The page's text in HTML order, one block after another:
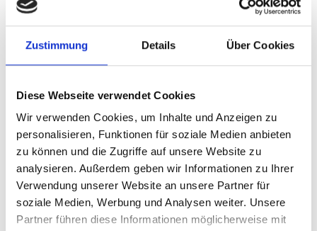
Zustimmung Details Über Cookies
Diese Webseite verwendet Cookies
Wir verwenden Cookies, um Inhalte und Anzeigen zu
personalisieren, Funktionen für soziale Medien anbieten
zu können und die Zugriffe auf unsere Website zu
analysieren. Außerdem geben wir Informationen zu Ihrer
Verwendung unserer Website an unsere Partner für
soziale Medien, Werbung und Analysen weiter. Unsere
Partner führen diese Informationen möglicherweise mit
So sieht es beim KITA-Projekt
heute aus
Finanzierung des Projekts vergangen. Der Bau der
KITA hatte sich aufgrund der Coronalage etwas
verzögert, sodass die bereits Anfang des Jahres
geplante Eröffnung nun am 01. Juni 2022 stattfinden
wird. Durch die Verzögerung des KITA-Baus, ist auch
die Gartenanlage noch nicht vollständig ausgebaut.
Der erste von insgesamt fünf Teilen soll jedoch